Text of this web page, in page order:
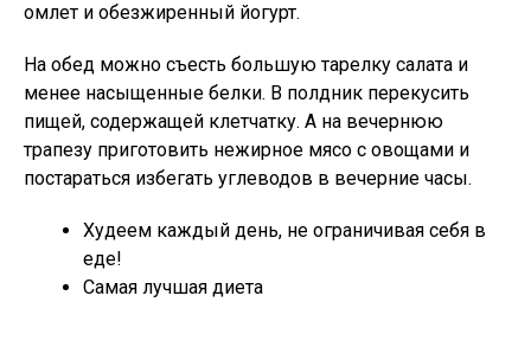
омлет и обезжиренный йогурт.
На обед можно съесть большую тарелку салата и
менее насыщенные белки. В полдник перекусить
пищей, содержащей клетчатку. А на вечернюю
трапезу приготовить нежирное мясо с овощами и
постараться избегать углеводов в вечерние часы.
Худеем каждый день, не ограничивая себя в
еде!
Самая лучшая диета